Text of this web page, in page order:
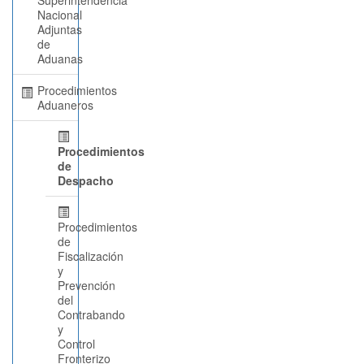
Nacional
Adjuntas
de
Aduanas
Procedimientos
Aduaneros
Procedimientos
de
Despacho
Procedimientos
de
Fiscalización
y
Prevención
del
Contrabando
y
Control
Fronterizo